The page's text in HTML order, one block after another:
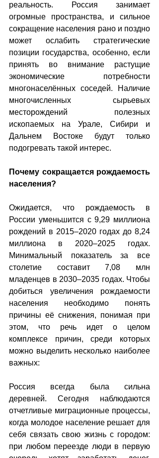
реальность. Россия занимает
огромные пространства, и сильное
сокращение населения рано и поздно
может ослабить стратегические
позиции государства, особенно, если
принять во внимание растущие
экономические потребности
многонаселённых соседей. Наличие
многочисленных сырьевых
месторождений полезных
ископаемых на Урале, Сибири и
Дальнем Востоке будут только
подогревать такой интерес.
Почему сокращается рождаемость
населения?
Ожидается, что рождаемость в
России уменьшится с 9,29 миллиона
рождений в 2015–2020 годах до 8,24
миллиона в 2020–2025 годах.
Минимальный показатель за все
столетие составит 7,08 млн
младенцев в 2030–2035 годах. Чтобы
добиться увеличения рождаемости
населения необходимо понять
причины её снижения, понимая при
этом, что речь идет о целом
комплексе причин, среди которых
можно выделить несколько наиболее
важных:
Россия всегда была сильна
деревней. Сегодня наблюдаются
отчетливые миграционные процессы,
когда молодое население решает для
себя связать свою жизнь с городом:
при любом переезде люди в первую